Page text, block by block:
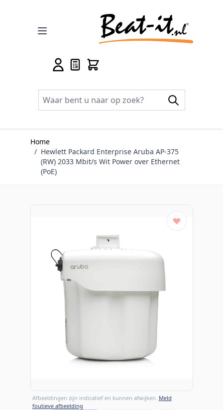
Home
/ Hewlett Packard Enterprise Aruba AP-375
(RW) 2033 Mbit/s Wit Power over Ethernet
(PoE)
Afbeeldingen zijn indicatief en kunnen afwijken. Meld
foutieve afbeelding